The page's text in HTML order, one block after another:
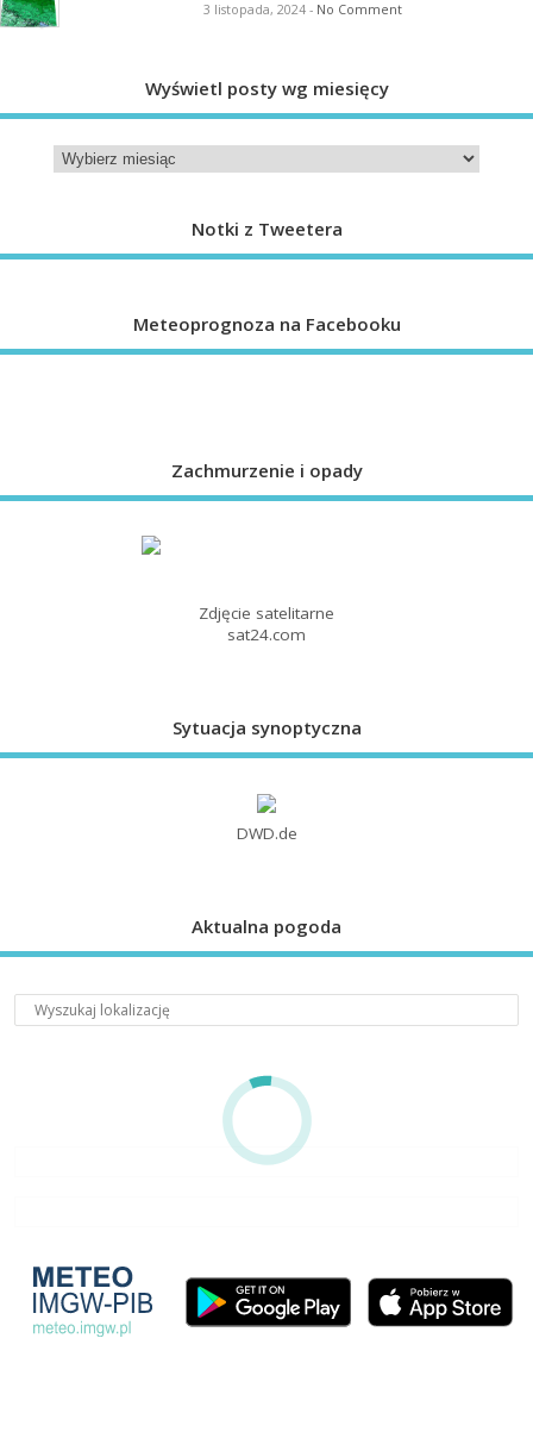
3 listopada, 2024- No Comment
Wyświetl posty wg miesięcy
Notki z Tweetera
Meteoprognoza na Facebooku
Zachmurzenie i opady
Zdjęcie satelitarne
sat24.com
Sytuacja synoptyczna
DWD.de
Aktualna pogoda